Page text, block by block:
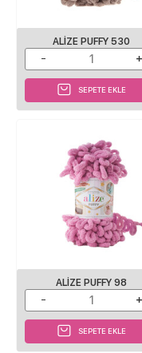
ALIZE PUFFY 530
SEPETE EKLE
ALIZE PUFFY 98
SEPETE EKLE